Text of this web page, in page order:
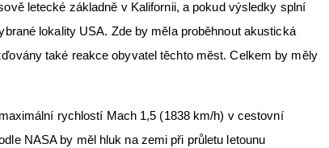
letecké základně v Kalifornii, a pokud výsledky splní
lokality USA. Zde by měla proběhnout akustická
také reakce obyvatel těchto měst. Celkem by měly
rychlostí Mach 1,5 (1838 km/h) v cestovní
NASA by měl hluk na zemi při průletu letounu